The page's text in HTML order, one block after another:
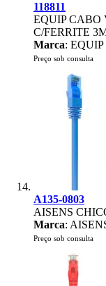
118811
EQUIP
C/FERRITE
Marca: EQUIP
Preço sob consulta
A135-0803
AISENS
Marca:
Preço sob consulta